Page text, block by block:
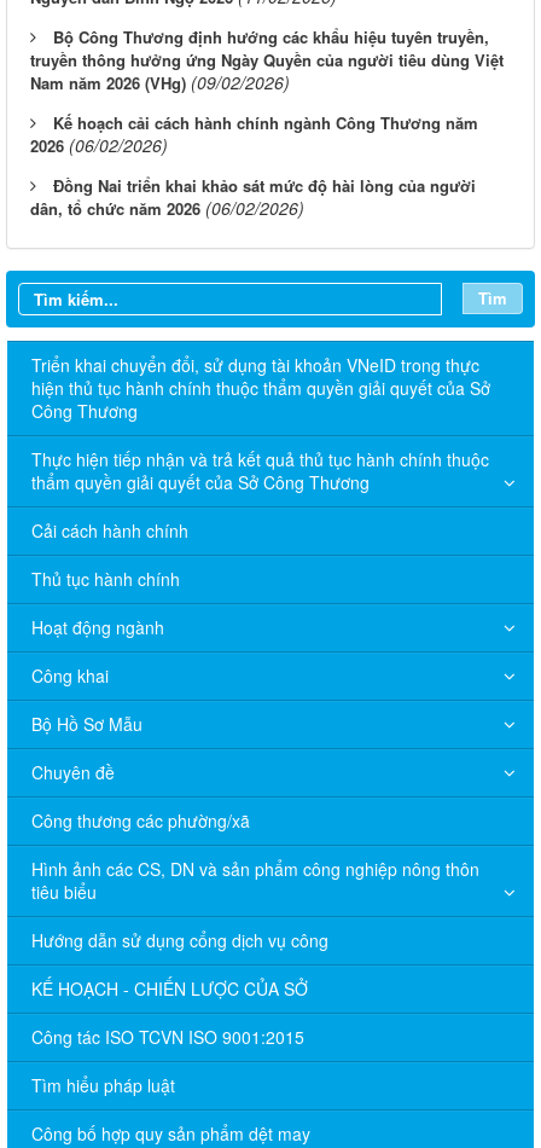
Bộ Công Thương định hướng các khẩu hiệu tuyên truyền,
truyền thông hưởng ứng Ngày Quyền của người tiêu dùng Việt
Nam năm 2026 (VHg) (09/02/2026)
Kế hoạch cải cách hành chính ngành Công Thương năm
2026 (06/02/2026)
Đồng Nai triển khai khảo sát mức độ hài lòng của người
dân, tổ chức năm 2026 (06/02/2026)
Tìm
Triển khai chuyển đổi, sử dụng tài khoản VNeID trong thực
hiện thủ tục hành chính thuộc thẩm quyền giải quyết của Sở
Công Thương
Thực hiện tiếp nhận và trả kết quả thủ tục hành chính thuộc
thẩm quyền giải quyết của Sở Công Thương
Cải cách hành chính
Thủ tục hành chính
Hoạt động ngành
Công khai
Bộ Hồ Sơ Mẫu
Chuyên đề
Công thương các phường/xã
Hình ảnh các CS, DN và sản phẩm công nghiệp nông thôn
tiêu biểu
Hướng dẫn sử dụng cổng dịch vụ công
KẾ HOẠCH - CHIẾN LƯỢC CỦA SỞ
Công tác ISO TCVN ISO 9001:2015
Tìm hiểu pháp luật
Công bố hợp quy sản phẩm dệt may